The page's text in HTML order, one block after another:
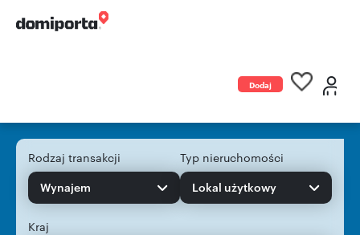
Dodaj
Rodzaj transakcji
Wynajem
Typ nieruchomości
Lokal użytkowy
Kraj